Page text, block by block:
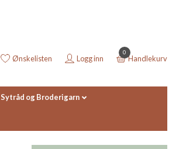
Ønskelisten Logg inn
0
Handlekurv
Sytråd og Broderigarn